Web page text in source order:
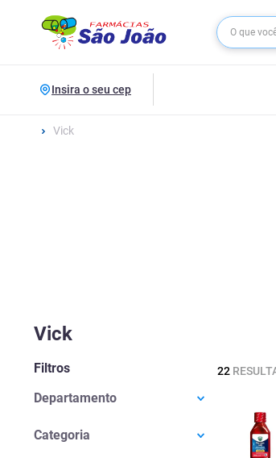
Insira o seu cep
Vick
Vick
Filtros
Departamento
Medicamentos
Categoria
22